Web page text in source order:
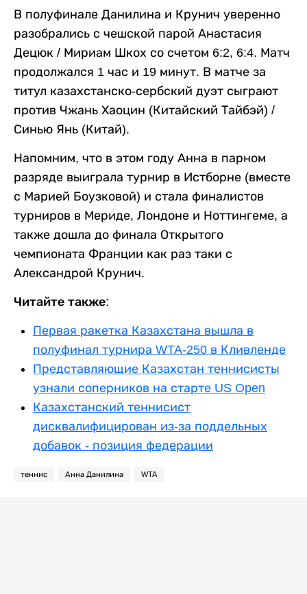
В полуфинале Данилина и Крунич уверенно
разобрались с чешской парой Анастасия
Децюк / Мириам Шкох со счетом 6:2, 6:4. Матч
продолжался 1 час и 19 минут. В матче за
титул казахстанско-сербский дуэт сыграют
против Чжань Хаоцин (Китайский Тайбэй) /
Синью Янь (Китай).
Напомним, что в этом году Анна в парном
разряде выиграла турнир в Истборне (вместе
с Марией Боузковой) и стала финалистов
турниров в Мериде, Лондоне и Ноттингеме, а
также дошла до финала Открытого
чемпионата Франции как раз таки с
Александрой Крунич.
Читайте также:
Первая ракетка Казахстана вышла в
полуфинал турнира WTA-250 в Кливленде
Представляющие Казахстан теннисисты
узнали соперников на старте US Open
Казахстанский теннисист
дисквалифицирован из-за поддельных
добавок - позиция федерации
теннис Анна Данилина WTA